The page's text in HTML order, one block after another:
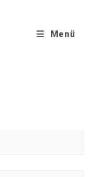
Menü